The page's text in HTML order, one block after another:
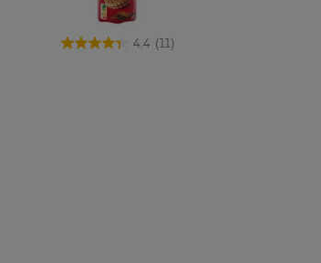
4.4 (11)